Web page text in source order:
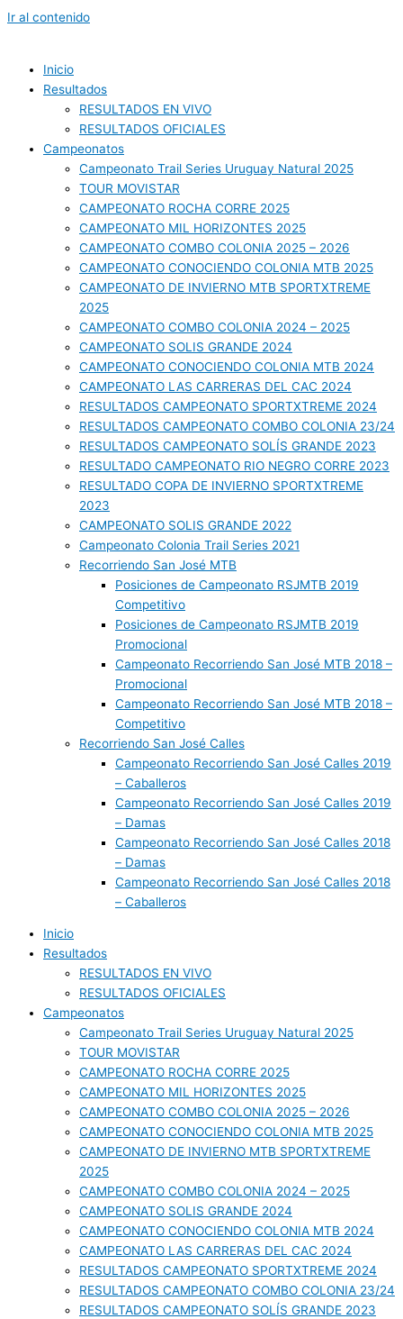
Ir al contenido
Inicio
Resultados
RESULTADOS EN VIVO
RESULTADOS OFICIALES
Campeonatos
Campeonato Trail Series Uruguay Natural 2025
TOUR MOVISTAR
CAMPEONATO ROCHA CORRE 2025
CAMPEONATO MIL HORIZONTES 2025
CAMPEONATO COMBO COLONIA 2025 – 2026
CAMPEONATO CONOCIENDO COLONIA MTB 2025
CAMPEONATO DE INVIERNO MTB SPORTXTREME
2025
CAMPEONATO COMBO COLONIA 2024 – 2025
CAMPEONATO SOLIS GRANDE 2024
CAMPEONATO CONOCIENDO COLONIA MTB 2024
CAMPEONATO LAS CARRERAS DEL CAC 2024
RESULTADOS CAMPEONATO SPORTXTREME 2024
RESULTADOS CAMPEONATO COMBO COLONIA 23/24
RESULTADOS CAMPEONATO SOLÍS GRANDE 2023
RESULTADO CAMPEONATO RIO NEGRO CORRE 2023
RESULTADO COPA DE INVIERNO SPORTXTREME
2023
CAMPEONATO SOLIS GRANDE 2022
Campeonato Colonia Trail Series 2021
Recorriendo San José MTB
Posiciones de Campeonato RSJMTB 2019
Competitivo
Posiciones de Campeonato RSJMTB 2019
Promocional
Campeonato Recorriendo San José MTB 2018 –
Promocional
Campeonato Recorriendo San José MTB 2018 –
Competitivo
Recorriendo San José Calles
Campeonato Recorriendo San José Calles 2019
– Caballeros
Campeonato Recorriendo San José Calles 2019
– Damas
Campeonato Recorriendo San José Calles 2018
– Damas
Campeonato Recorriendo San José Calles 2018
– Caballeros
Inicio
Resultados
RESULTADOS EN VIVO
RESULTADOS OFICIALES
Campeonatos
Campeonato Trail Series Uruguay Natural 2025
TOUR MOVISTAR
CAMPEONATO ROCHA CORRE 2025
CAMPEONATO MIL HORIZONTES 2025
CAMPEONATO COMBO COLONIA 2025 – 2026
CAMPEONATO CONOCIENDO COLONIA MTB 2025
CAMPEONATO DE INVIERNO MTB SPORTXTREME
2025
CAMPEONATO COMBO COLONIA 2024 – 2025
CAMPEONATO SOLIS GRANDE 2024
CAMPEONATO CONOCIENDO COLONIA MTB 2024
CAMPEONATO LAS CARRERAS DEL CAC 2024
RESULTADOS CAMPEONATO SPORTXTREME 2024
RESULTADOS CAMPEONATO COMBO COLONIA 23/24
RESULTADOS CAMPEONATO SOLÍS GRANDE 2023